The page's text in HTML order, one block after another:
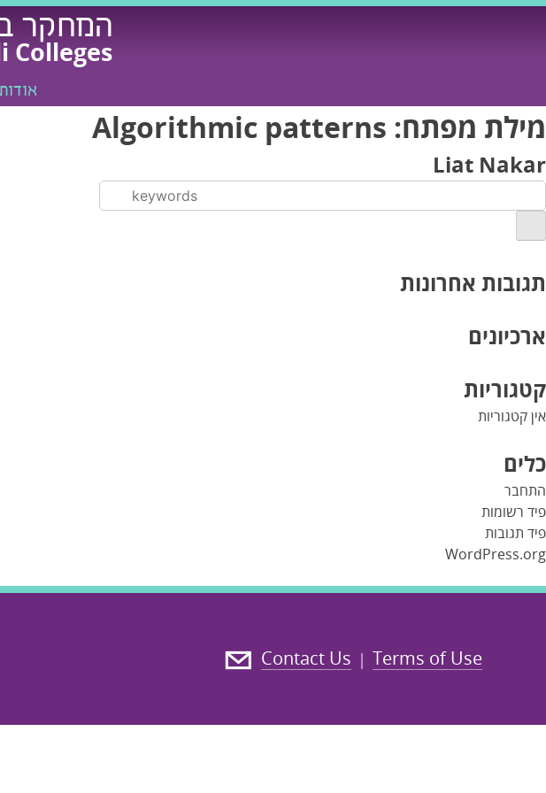
Skip
המחקר
Colleges
מילת מפתח: Algorithmic patterns
Liat Nakar
תגובות אחרונות
ארכיונים
קטגוריות
אין קטגוריות
כלים
התחבר
פיד רשומות
פיד תגובות
WordPress.org
Terms of Use
|
Contact Us